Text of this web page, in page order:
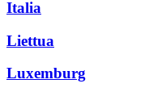
Italia
Liettua
Luxemburg